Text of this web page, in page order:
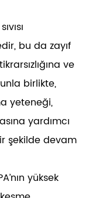
bu da zayıf
ve
birlikte,
yeteneği,
yardımcı
şekilde devam
yüksek